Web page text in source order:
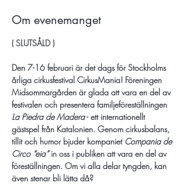
Om evenemanget
( SLUTSÅLD )
Den 7-16 februari är det dags för Stockholms
årliga cirkusfestival CirkusMania! Föreningen
Midsommargården är glada att vara en del av
festivalen och presentera familjeföreställningen
La Piedra de Madera - ett internationellt
gästspel från Katalonien. Genom cirkusbalans,
tillit och humor bjuder kompaniet Compania de
Circo “eia” in oss i publiken att vara en del av
föreställningen. Om vi alla delar tyngden, kan
även stenar bli lätta då?